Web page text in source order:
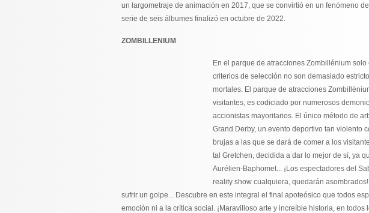
un largometraje de animación en 2017, que se convirtió en un fenómeno
serie de seis álbumes finalizó en octubre de 2022.
ZOMBILLENIUM
En el parque de atracciones Zombillénium
criterios de selección no son demasiado
mortales. El parque de atracciones
visitantes, es codiciado por numerosos
accionistas mayoritarios. El único método de
Grand Derby, un evento deportivo tan violento
brujas a las que se dará de comer a los
tal Gretchen, decidida a dar lo mejor de sí, ya
Aurélien-Baphomet... ¡Los espectadores del
reality show cualquiera, quedarán
sufrir un golpe... Descubre en este integral el final apoteósico que todos
emoción ni a la crítica social. ¡Maravilloso arte y increíble historia, en todos